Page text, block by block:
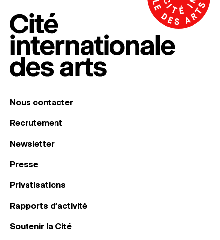
Nous contacter
Recrutement
Newsletter
Presse
Privatisations
Rapports d’activité
Soutenir la Cité